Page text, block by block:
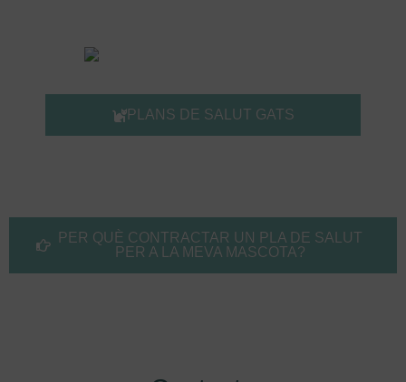
PLANS DE SALUT GATS
PER QUÈ CONTRACTAR UN PLA DE SALUT
PER A LA MEVA MASCOTA?